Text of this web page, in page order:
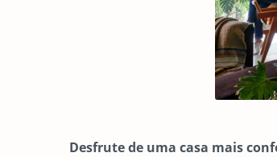
Desfrute de uma casa mais